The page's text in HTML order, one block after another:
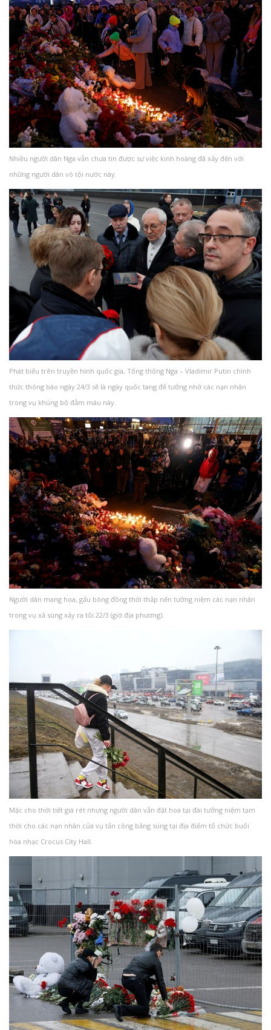
Nhiều người dân Nga vẫn chưa tin được sự việc kinh hoàng đã xảy đến với
những người dân vô tội nước này.
Phát biểu trên truyền hình quốc gia, Tổng thống Nga – Vladimir Putin chính
thức thông báo ngày 24/3 sẽ là ngày quốc tang để tưởng nhớ các nạn nhân
trong vụ khủng bố đẫm máu này.
Người dân mang hoa, gấu bông đồng thời thắp nến tưởng niệm các nạn nhân
trong vụ xả súng xảy ra tối 22/3 (giờ địa phương).
Mặc cho thời tiết giá rét nhưng người dân vẫn đặt hoa tại đài tưởng niệm tạm
thời cho các nạn nhân của vụ tấn công bằng súng tại địa điểm tổ chức buổi
hòa nhạc Crocus City Hall.